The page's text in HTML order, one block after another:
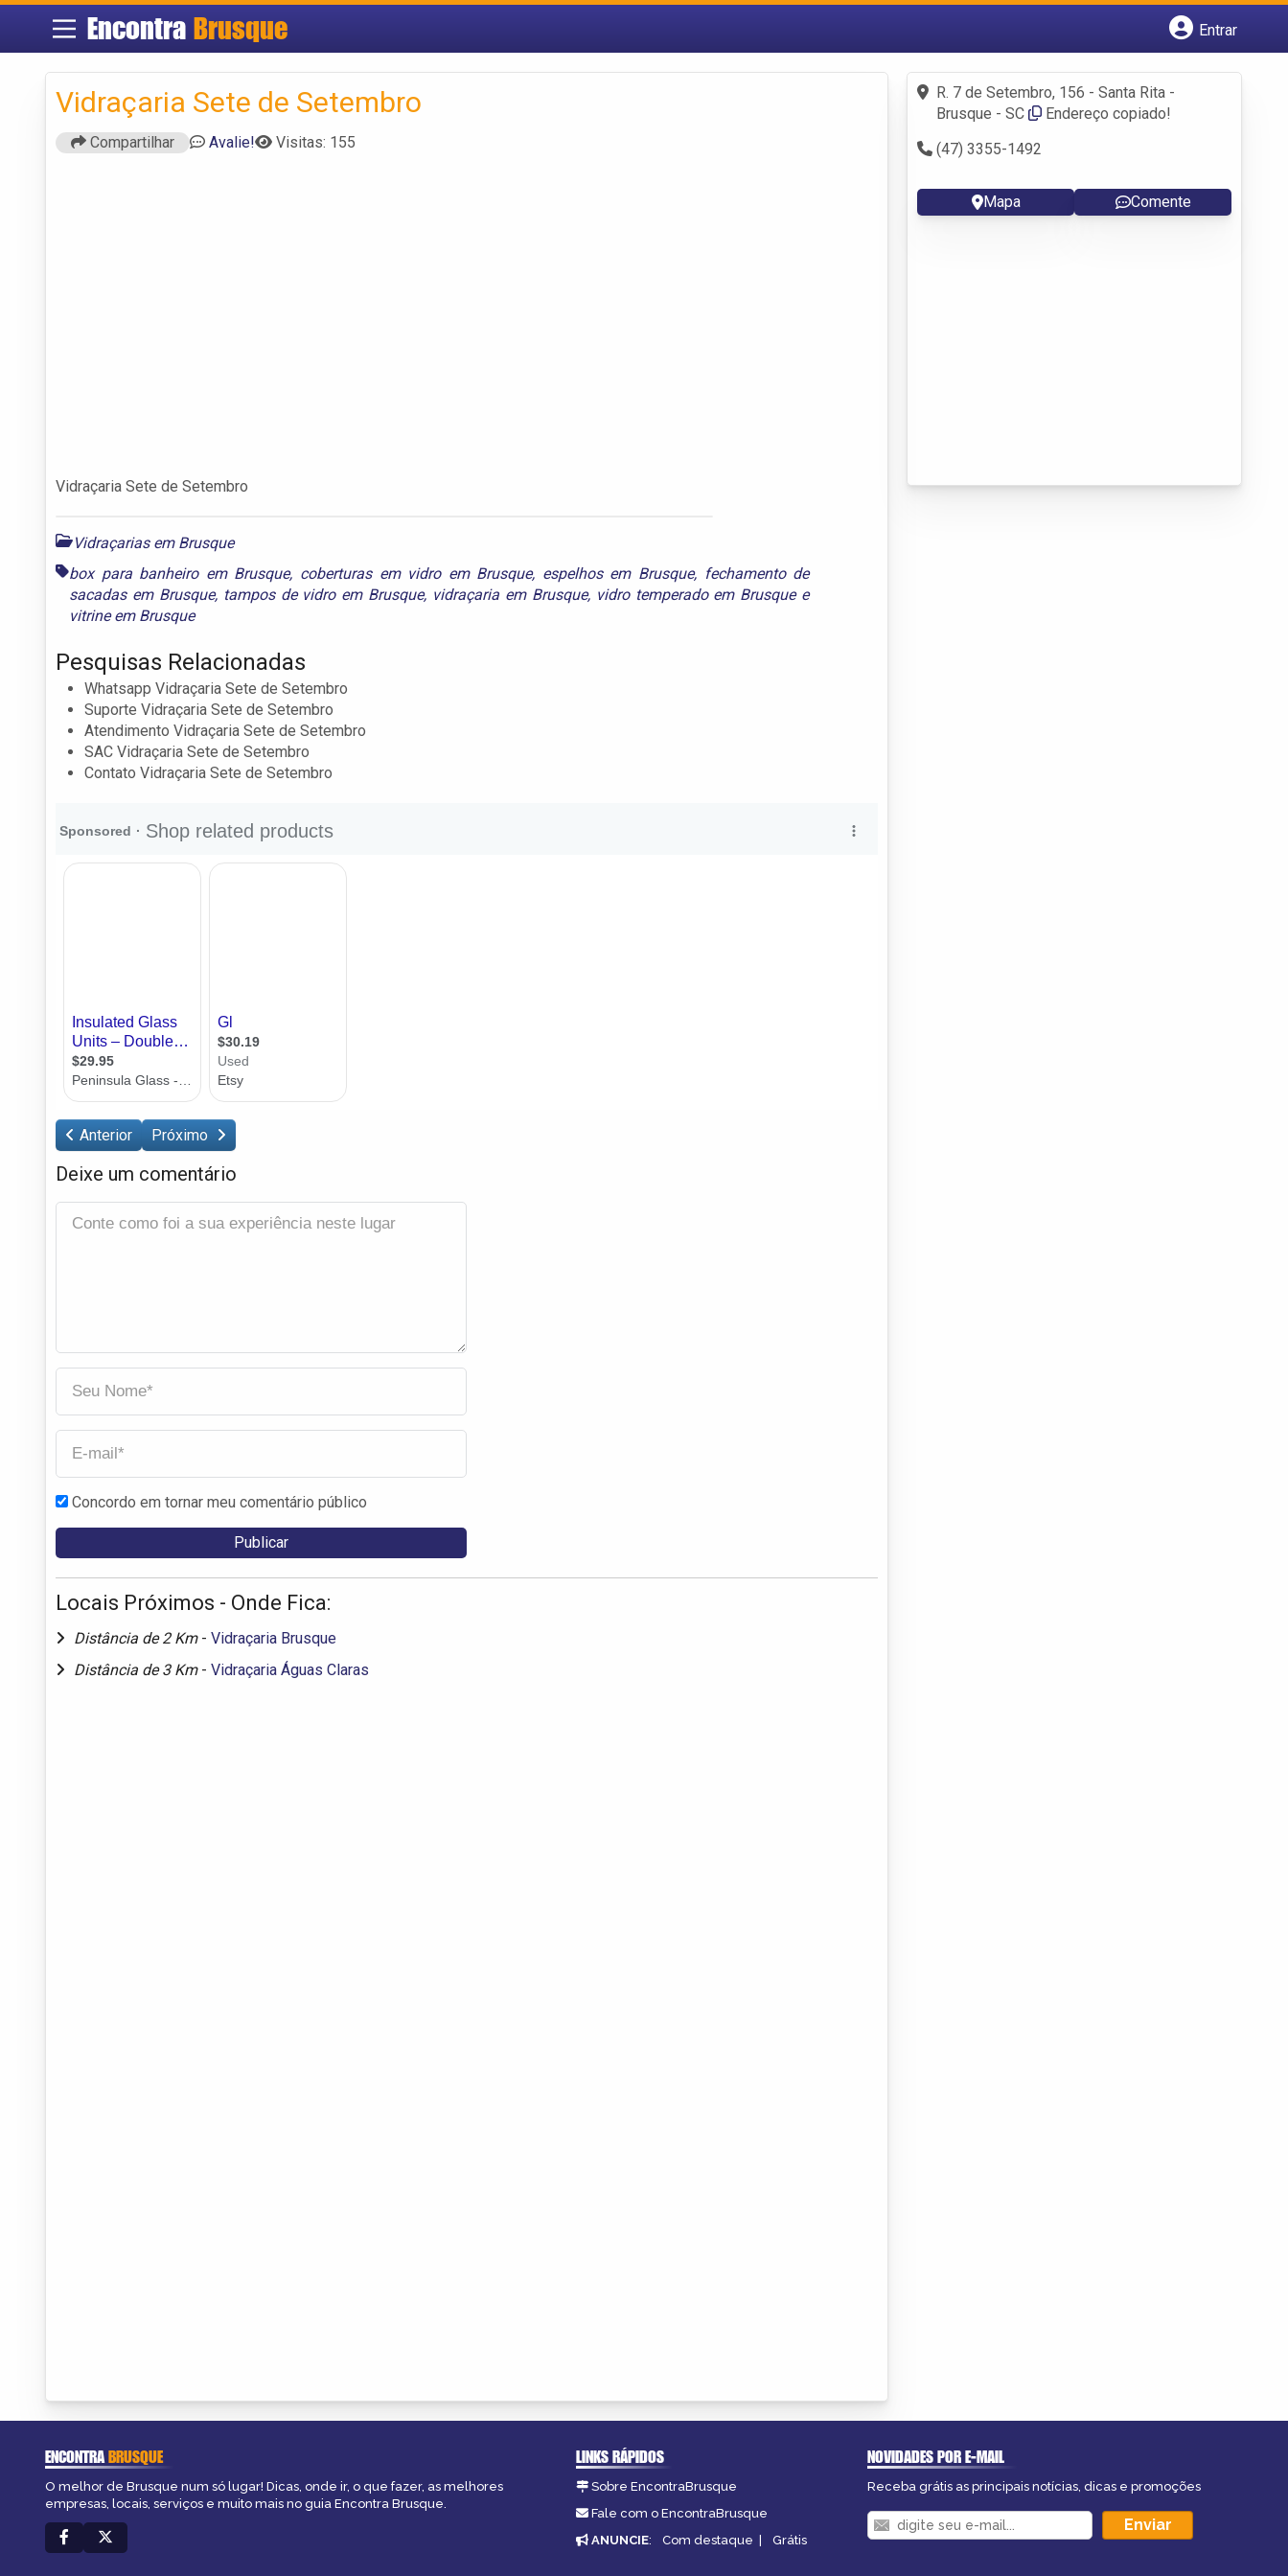
Encontra Brusque
Entrar
Fazer login
Criar conta
Vidraçaria Sete de Setembro
Compartilhar Avalie! Visitas: 155
Vidraçaria Sete de Setembro
Vidraçarias em Brusque
box para banheiro em Brusque, coberturas em vidro em Brusque, espelhos em Brusque, fechamento de
sacadas em Brusque, tampos de vidro em Brusque, vidraçaria em Brusque, vidro temperado em Brusquee
vitrine em Brusque
Pesquisas Relacionadas
Whatsapp Vidraçaria Sete de Setembro
Suporte Vidraçaria Sete de Setembro
Atendimento Vidraçaria Sete de Setembro
SAC Vidraçaria Sete de Setembro
Contato Vidraçaria Sete de Setembro
Anterior Próximo
Deixe um comentário
Concordo em tornar meu comentário público
Locais Próximos - Onde Fica:
Distância de 2 Km - Vidraçaria Brusque
Distância de 3 Km - Vidraçaria Águas Claras
R. 7 de Setembro, 156 - Santa Rita -
Brusque - SC
Endereço copiado!
(47) 3355-1492
Mapa Comente
ENCONTRABRUSQUE
O melhor de Brusque num só lugar! Dicas, onde ir, o que fazer, as melhores
empresas, locais, serviços e muito mais no guia Encontra Brusque.
LINKS RÁPIDOS
Sobre EncontraBrusque
Fale com o EncontraBrusque
ANUNCIE: Com destaque | Grátis
NOVIDADES POR E-MAIL
Receba grátis as principais notícias, dicas e promoções